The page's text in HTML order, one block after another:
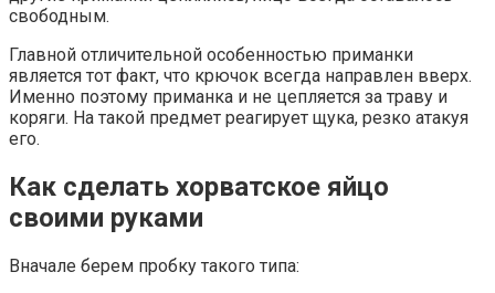
свободным.
Главной отличительной особенностью приманки
является тот факт, что крючок всегда направлен вверх.
Именно поэтому приманка и не цепляется за траву и
коряги. На такой предмет реагирует щука, резко атакуя
его.
Как сделать хорватское яйцо
своими руками
Вначале берем пробку такого типа: